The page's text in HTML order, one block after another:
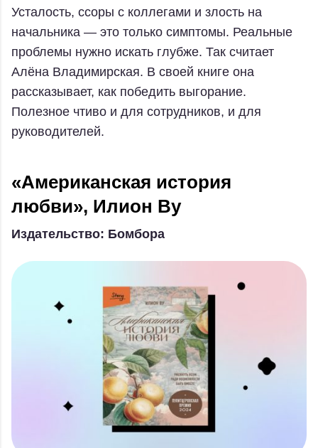
Усталость, ссоры с коллегами и злость на
начальника — это только симптомы. Реальные
проблемы нужно искать глубже. Так считает
Алёна Владимирская. В своей книге она
рассказывает, как победить выгорание.
Полезное чтиво и для сотрудников, и для
руководителей.
«Американская история
любви», Илион Ву
Издательство: Бомбора